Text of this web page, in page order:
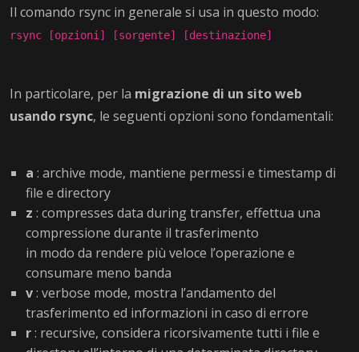
Il comando rsync in generale si usa in questo modo:
rsync [opzioni] [sorgente] [destinazione]
In particolare, per la migrazione di un sito web
usando rsync, le seguenti opzioni sono fondamentali:
a : archive mode, mantiene permessi e timestamp di
file e directory
z : compresses data during transfer, effettua una
compressione durante il trasferimento
in modo da rendere più veloce l’operazione e
consumare meno banda
v: verbose mode, mostra l’andamento del
trasferimento ed informazioni in caso di errore
r: recursive, considera ricorsivamente tutti i file e